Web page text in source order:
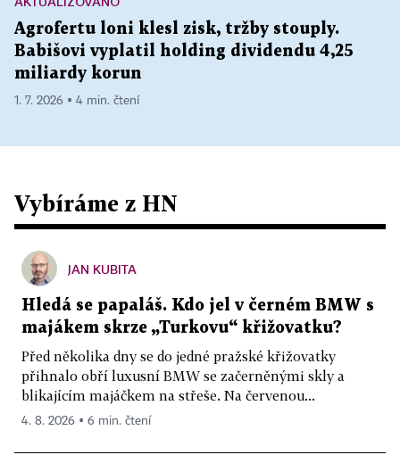
Agrofertu loni klesl zisk, tržby stouply.
Babišovi vyplatil holding dividendu 4,25
miliardy korun
1. 7. 2026 ▪ 4 min. čtení
Vybíráme z HN
JAN KUBITA
Hledá se papaláš. Kdo jel v černém BMW s
majákem skrze „Turkovu“ křižovatku?
Před několika dny se do jedné pražské křižovatky
přihnalo obří luxusní BMW se začerněnými skly a
blikajícím majáčkem na střeše. Na červenou...
4. 8. 2026 ▪ 6 min. čtení